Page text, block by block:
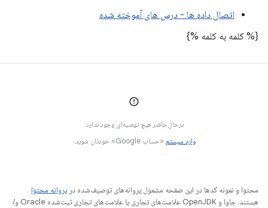
اتصال داده ها - درس های آموخته شده
{% کلمه به کلمه %}
درحال‌حاضر هیچ توصیه‌ای وجود ندارد.
وارد سیستم «حساب Google» خودتان شوید.
محتوا و نمونه کدها در این صفحه مشمول پروانه‌های توصیف‌شده در پروانه محتوا
هستند. جاوا و OpenJDK علامت‌های تجاری یا علامت‌های تجاری ثبت‌شده Oracle و/